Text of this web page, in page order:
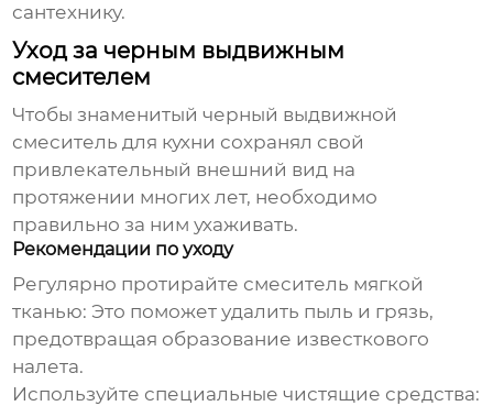
сантехнику.
Уход за черным выдвижным
смесителем
Чтобызнаменитый черный выдвижной
смеситель для кухни сохранял свой
привлекательный внешний вид на
протяжении многих лет, необходимо
правильно за ним ухаживать.
Рекомендации по уходу
Регулярно протирайте смеситель мягкой
тканью: Это поможет удалить пыль и грязь,
предотвращая образование известкового
налета.
Используйте специальные чистящие средства: